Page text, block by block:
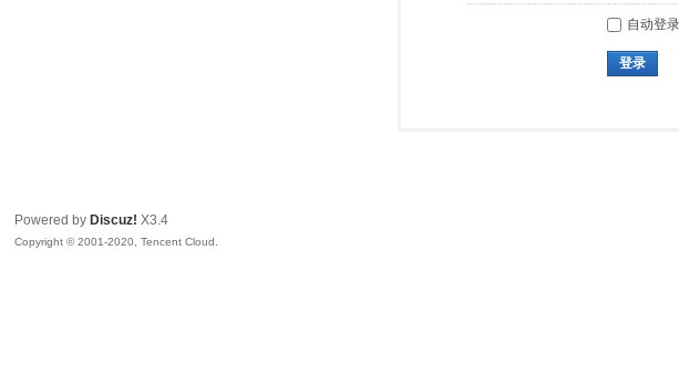
自动登录
登录
Powered by Discuz! X3.4
Copyright © 2001-2020, Tencent Cloud.